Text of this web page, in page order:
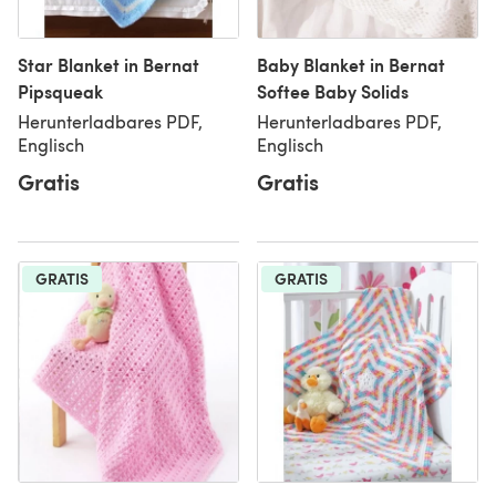
Star Blanket in Bernat
Pipsqueak
Herunterladbares PDF,
Englisch
Gratis
Baby Blanket in Bernat
Softee Baby Solids
Herunterladbares PDF,
Englisch
Gratis
GRATIS GRATIS